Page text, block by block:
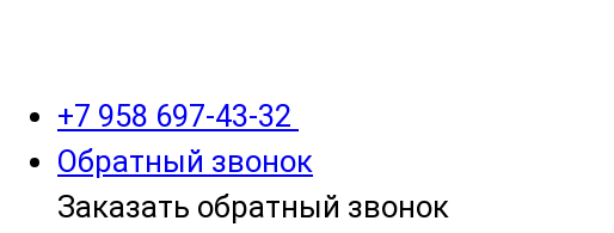
+7 958 697-43-32
Обратный звонок
Заказать обратный звонок